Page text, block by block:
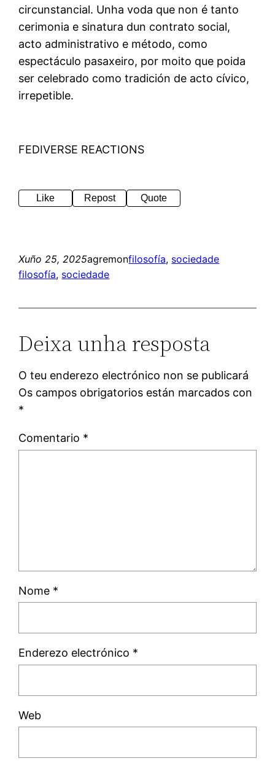
circunstancial. Unha voda que non é tanto
cerimonia e sinatura dun contrato social,
acto administrativo e método, como
espectáculo pasaxeiro, por moito que poida
ser celebrado como tradición de acto cívico,
irrepetible.
FEDIVERSE REACTIONS
Like Repost Quote
Xuño 25, 2025agremonfilosofía, sociedade
filosofía, sociedade
Deixa unha resposta
O teu enderezo electrónico non se publicará
Os campos obrigatorios están marcados con
*
Comentario *
Nome *
Enderezo electrónico *
Web